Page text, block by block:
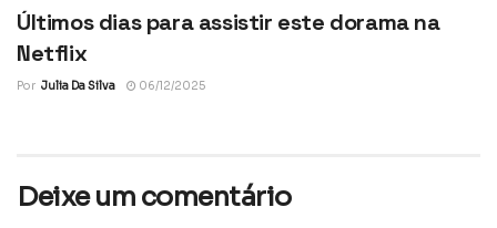
Últimos dias para assistir este dorama na
Netflix
Por Julia Da Silva 06/12/2025
Deixe um comentário